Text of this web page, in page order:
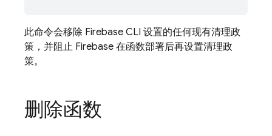
此命令会移除 Firebase CLI 设置的任何现有清理政
策，并阻止 Firebase 在函数部署后再设置清理政
策。
删除函数